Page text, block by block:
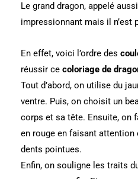
Le grand dragon, appelé aussi
impressionnant mais il n’est
En effet, voici l’ordre des
réussir ce coloriage de
Tout d’abord, on utilise du
ventre. Puis, on choisit un
corps et sa tête. Ensuite, on
en rouge en faisant attention
dents pointues.
Enfin, on souligne les traits